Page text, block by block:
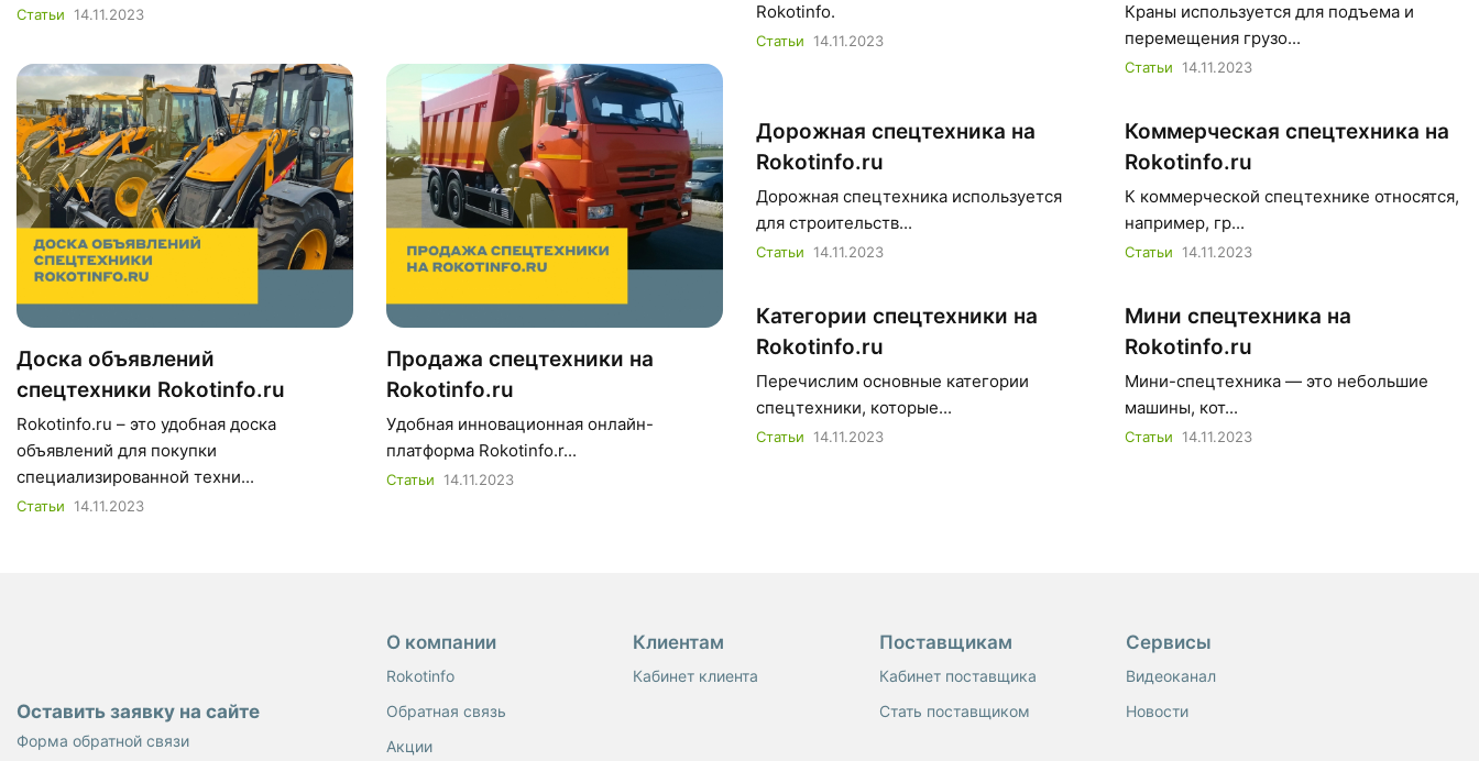
Статьи 14.11.2023
Доска объявлений
спецтехники Rokotinfo.ru
Rokotinfo.ru – это удобная доска
объявлений для покупки
специализированной техни...
Статьи 14.11.2023
Продажа спецтехники на
Rokotinfo.ru
Удобная инновационная онлайн-
платформа Rokotinfo.r...
Статьи 14.11.2023
Rokotinfo.
Статьи 14.11.2023
Краны используется для подъема и
перемещения грузо...
Статьи 14.11.2023
Дорожная спецтехника на
Rokotinfo.ru
Дорожная спецтехника используется
для строительств...
Статьи 14.11.2023
Коммерческая спецтехника на
Rokotinfo.ru
К коммерческой спецтехнике относятся,
например, гр...
Статьи 14.11.2023
Категории спецтехники на
Rokotinfo.ru
Перечислим основные категории
спецтехники, которые...
Статьи 14.11.2023
Мини спецтехника на
Rokotinfo.ru
Мини-спецтехника — это небольшие
машины, кот...
Статьи 14.11.2023
Оставить заявку на сайте
Форма обратной связи
О компании
Rokotinfo
Обратная связь
Акции
Клиентам
Кабинет клиента
Поставщикам
Кабинет поставщика
Стать поставщиком
Сервисы
Видеоканал
Новости